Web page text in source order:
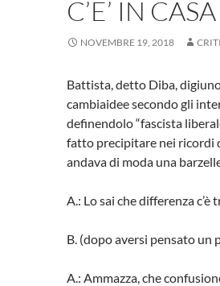
C’E’ IN
NOVEMBRE 19, 2018
Battista, detto Diba,
cambiaidee secondo gli
definendolo “fascista
fatto precipitare nei ricordi
andava di moda una
A.: Lo sai che differenza
B. (dopo aversi pensato un
A.: Ammazza, che